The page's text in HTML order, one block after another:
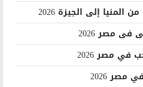
إلى الجيزة 2026
مصر 2026
مصر 2026
2026